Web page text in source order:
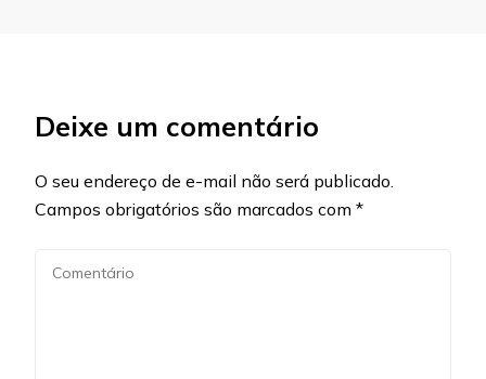
Deixe um comentário
O seu endereço de e-mail não será publicado.
Campos obrigatórios são marcados com *